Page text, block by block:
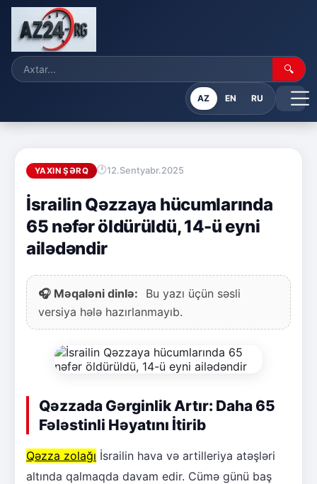
🔍
AZ EN RU
YAXIN ŞƏRQ 12.Sentyabr.2025
İsrailin Qəzzaya hücumlarında
65 nəfər öldürüldü, 14-ü eyni
ailədəndir
🎧 Məqaləni dinlə:
Bu yazı üçün səsli
versiya hələ hazırlanmayıb.
Qəzzada Gərginlik Artır: Daha 65
Fələstinli Həyatını İtirib
Qəzza zolağı İsrailin hava və artilleriya atəşləri
altında qalmaqda davam edir. Cümə günü baş